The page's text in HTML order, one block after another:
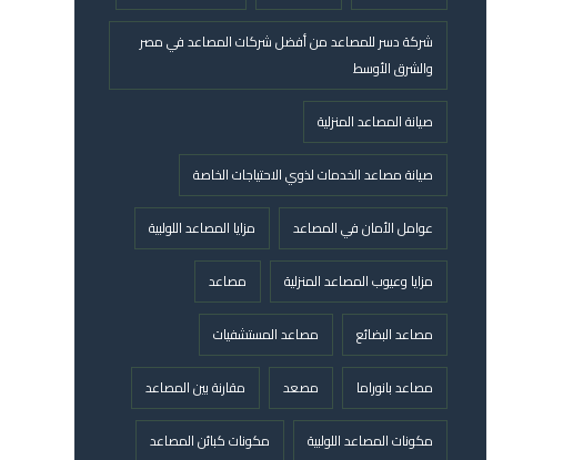
شركة دسر للمصاعد من أفضل شركات المصاعد في مصر
والشرق الأوسط
صيانة المصاعد المنزلية
صيانة مصاعد الخدمات لذوي الاحتياجات الخاصة
عوامل الأمان في المصاعد مزايا المصاعد اللولبية
مزايا وعيوب المصاعد المنزلية مصاعد
مصاعد البضائع مصاعد المستشفيات
مصاعد بانوراما مصعد مقارنة بين المصاعد
مكونات المصاعد اللولبية مكونات كبائن المصاعد